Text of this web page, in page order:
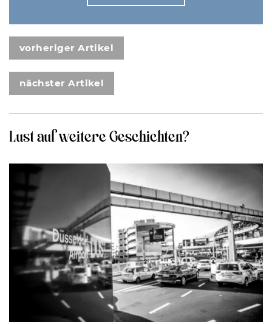
vorheriger Artikel
nächster Artikel
Lust auf weitere Geschichten?